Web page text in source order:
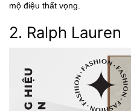
mộ điệu thất vọng.
2. Ralph Lauren